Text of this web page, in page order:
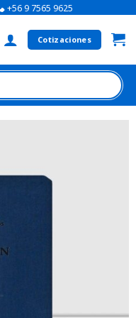
+56 9 7565 9625
Cotizaciones